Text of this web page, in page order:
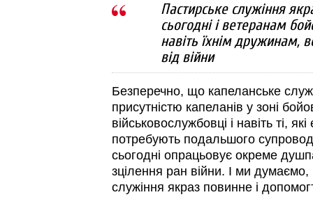
Пастирське служіння
сьогодні і ветеранам
навіть їхнім дружинам,
від війни
Безперечно, що капеланське
присутністю капеланів у зоні
військовослужбовці і навіть ті,
потребують подальшого
сьогодні опрацьовує окреме
зцілення ран війни. І ми
служіння якраз повинне і